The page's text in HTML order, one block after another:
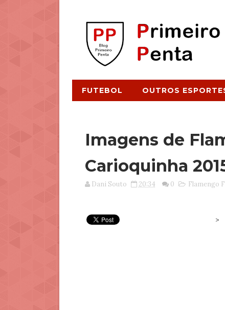
FUTEBOL OUTROS
Imagens de
Carioquinha
Dani Souto 20:34 0 Flamengo
>